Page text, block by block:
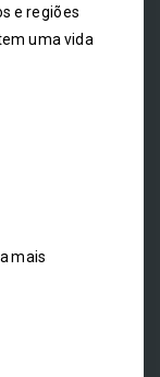
e regiões
uma vida
mais